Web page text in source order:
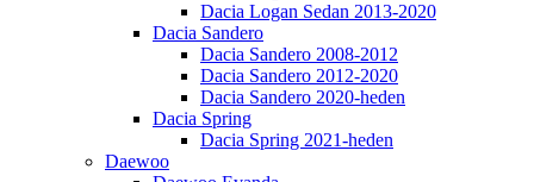
Dacia Logan Sedan 2013-2020
Dacia Sandero
Dacia Sandero 2008-2012
Dacia Sandero 2012-2020
Dacia Sandero 2020-heden
Dacia Spring
Dacia Spring 2021-heden
Daewoo